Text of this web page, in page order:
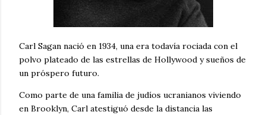
Carl Sagan nació en 1934, una era todavía rociada con el
polvo plateado de las estrellas de Hollywood y sueños de
un próspero futuro.
Como parte de una familia de judíos ucranianos viviendo
en Brooklyn, Carl atestiguó desde la distancia las